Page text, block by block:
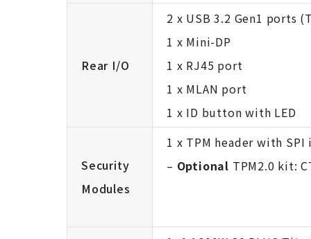
Rear I/O
2 x USB 3.2 Gen1 ports
1 x Mini-DP
1 x RJ45 port
1 x MLAN port
1 x ID button with LED
Security
Modules
1 x TPM header with
– Optional TPM2.0 kit: